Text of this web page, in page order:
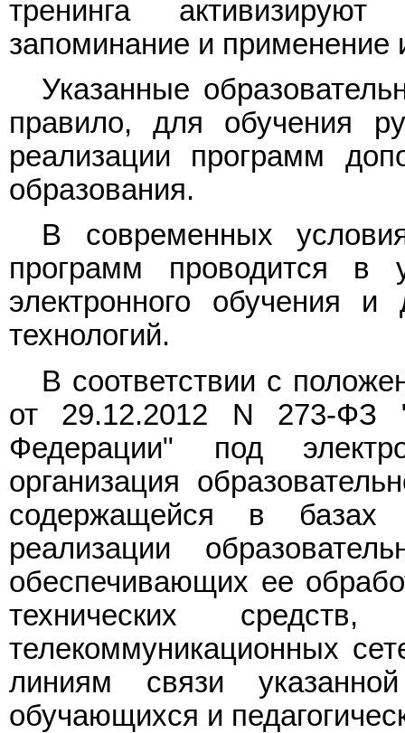
тренинга
запоминание и
Указанные
правило, для обучения
реализации программ
образования.
В современных
программ проводится в
электронного обучения и
технологий.
В соответствии с
от 29.12.2012 N 273-ФЗ
Федерации" под
организация
содержащейся в
реализации
обеспечивающих ее
технических
телекоммуникационных
линиям связи
обучающихся и